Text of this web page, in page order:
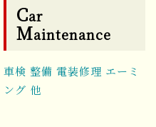
Car
Maintenance
車検 整備 電装修理 エーミ
ング 他